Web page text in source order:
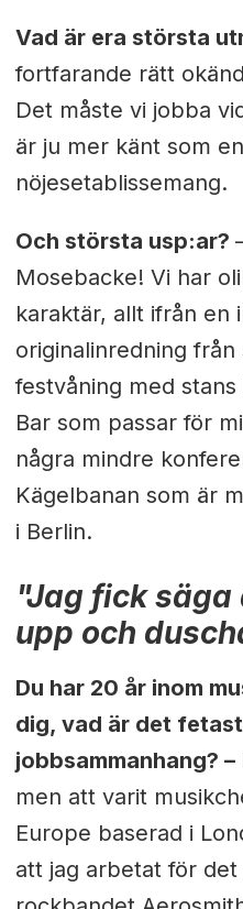
Vad är era största
fortfarande rätt
Det måste vi jobba
är ju mer känt som
nöjesetablissemang.
Och största usp:ar?
Mosebacke! Vi har
karaktär, allt ifrån en
originalinredning
festvåning med
Bar som passar för
några mindre
Kägelbanan som är
i Berlin.
"Jag fick säga
upp och
Du har 20 år inom
dig, vad är det
jobbsammanhang? –
men att varit
Europe baserad i
att jag arbetat för det